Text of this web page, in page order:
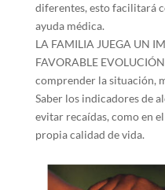
diferentes, esto facilitará
ayuda médica.
LA FAMILIA JUEGA UN
FAVORABLE
comprender la situación,
Saber los indicadores de
evitar recaídas, como en
propia calidad de vida.